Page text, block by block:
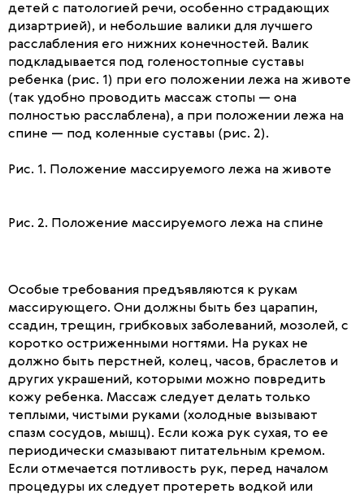
детей с патологией речи, особенно страдающих
дизартрией), и небольшие валики для лучшего
расслабления его нижних конечностей. Валик
подкладывается под голеностопные суставы
ребенка (рис. 1) при его положении лежа на животе
(так удобно проводить массаж стопы — она
полностью расслаблена), а при положении лежа на
спине — под коленные суставы (рис. 2).
Рис. 1. Положение массируемого лежа на животе
Рис. 2. Положение массируемого лежа на спине
Особые требования предъявляются к рукам
массирующего. Они должны быть без царапин,
ссадин, трещин, грибковых заболеваний, мозолей, с
коротко остриженными ногтями. На руках не
должно быть перстней, колец, часов, браслетов и
других украшений, которыми можно повредить
кожу ребенка. Массаж следует делать только
теплыми, чистыми руками (холодные вызывают
спазм сосудов, мышц). Если кожа рук сухая, то ее
периодически смазывают питательным кремом.
Если отмечается потливость рук, перед началом
процедуры их следует протереть водкой или